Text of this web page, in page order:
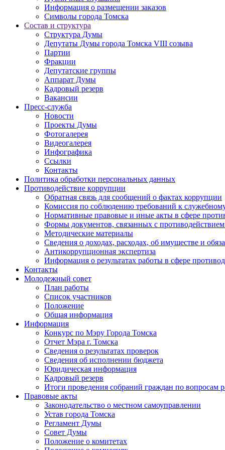
Информация о размещении заказов
Символы города Томска
Состав и структура
Структура Думы
Депутаты Думы города Томска VIII созыва
Партии
Фракции
Депутатские группы
Аппарат Думы
Кадровый резерв
Вакансии
Пресс-служба
Новости
Проекты Думы
Фотогалерея
Видеогалерея
Инфографика
Ссылки
Контакты
Политика обработки персональных данных
Прoтивoдeйствие кoрpупции
Обратная связь для сообщений о фактах коррупции
Комиссия по соблюдению требований к
Нормативные правовые и иные акты в сфере
Формы документов, связанных с
Методические материалы
Сведения о доходах, расходах, об имуществе и
Антикоррупционная экспертиза
Информация о результатах работы в сфере
Контакты
Молодежный совет
План работы
Список участников
Положение
Общая информация
Информация
Конкурс по Мэру Города Томска
Отчет Мэра г. Томска
Сведения о результатах проверок
Сведения об исполнении бюджета
Юридическая информация
Кадровый резерв
Итоги проведения собраний граждан по вопросам
Правовые акты
Законодательство о местном самоуправлении
Устав города Томска
Регламент Думы
Совет Думы
Положение о комитетах